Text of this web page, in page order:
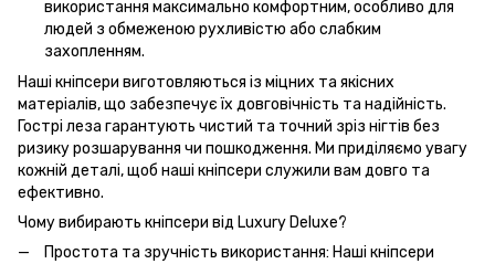
використання максимально комфортним, особливо для
людей з обмеженою рухливістю або слабким
захопленням.
Наші кніпсери виготовляються із міцних та якісних
матеріалів, що забезпечує їх довговічність та надійність.
Гострі леза гарантують чистий та точний зріз нігтів без
ризику розшарування чи пошкодження. Ми приділяємо увагу
кожній деталі, щоб наші кніпсери служили вам довго та
ефективно.
Чому вибирають кніпсери від Luxury Deluxe?
Простота та зручність використання: Наші кніпсери